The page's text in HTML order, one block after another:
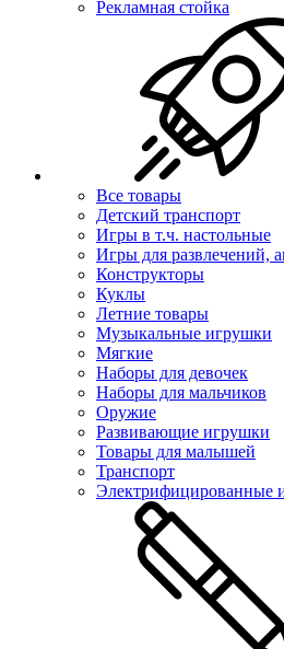
Рекламная стойка
Все товары
Детский транспорт
Игры в т.ч. настольные
Игры для развлечений,
Конструкторы
Куклы
Летние товары
Музыкальные игрушки
Мягкие
Наборы для девочек
Наборы для мальчиков
Оружие
Развивающие игрушки
Товары для малышей
Транспорт
Электрифицированные